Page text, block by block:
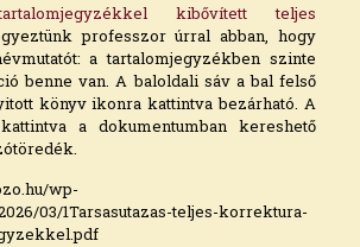
kibővített teljes
professzor úrral abban, hogy
a tartalomjegyzékben szinte
benne van. A baloldali sáv a bal felső
könyv ikonra kattintva bezárható. A
a dokumentumban kereshető
wp-
03/1Tarsasutazas-teljes-korrektura-